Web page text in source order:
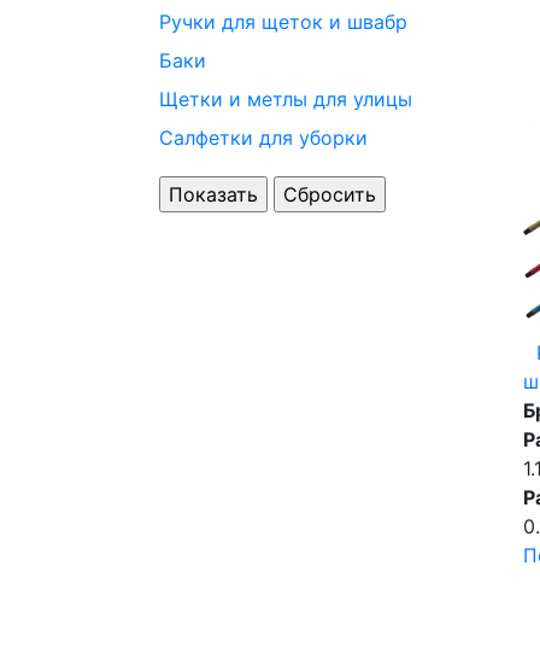
Ручки для щеток и швабр
Баки
Щетки и метлы для улицы
Салфетки для уборки